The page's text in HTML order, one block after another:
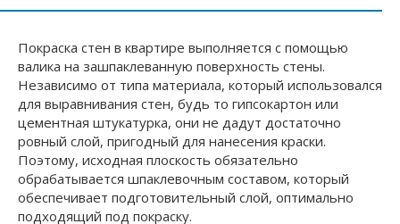
Покраска стен в квартире выполняется с помощью
валика на зашпаклеванную поверхность стены.
Независимо от типа материала, который использовался
для выравнивания стен, будь то гипсокартон или
цементная штукатурка, они не дадут достаточно
ровный слой, пригодный для нанесения краски.
Поэтому, исходная плоскость обязательно
обрабатывается шпаклевочным составом, который
обеспечивает подготовительный слой, оптимально
подходящий под покраску.